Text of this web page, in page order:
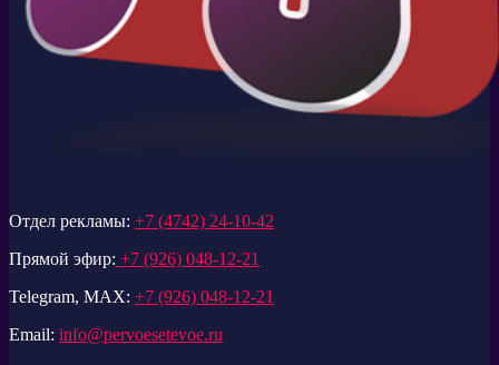
Отдел рекламы: +7 (4742) 24-10-42
Прямой эфир: +7 (926) 048-12-21
Telegram, MAX: +7 (926) 048-12-21
Email: info@pervoesetevoe.ru